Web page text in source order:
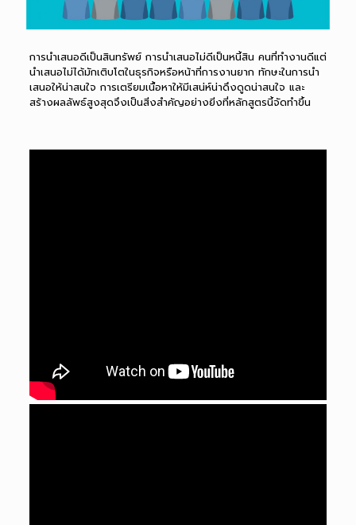
การนำเสนอดีเป็นสินทรัพย์ การนำเสนอไม่ดีเป็นหนี้สิน คนที่ทำงานดีแต่
นำเสนอไม่ได้มักเติบโตในธุรกิจหรือหน้าที่การงานยาก ทักษะในการนำ
เสนอให้น่าสนใจ การเตรียมเนื้อหาให้มีเสน่ห์น่าดึงดูดน่าสนใจ และ
สร้างผลลัพธ์สูงสุดจึงเป็นสิ่งสำคัญอย่างยิ่งที่หลักสูตรนี้จัดทำขึ้น